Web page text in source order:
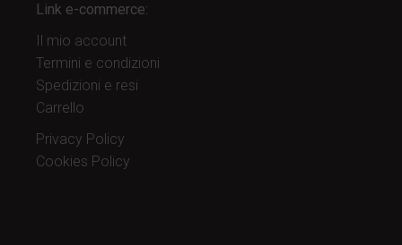
Link e-commerce:
Il mio account
Termini e condizioni
Spedizioni e resi
Carrello
Privacy Policy
Cookies Policy